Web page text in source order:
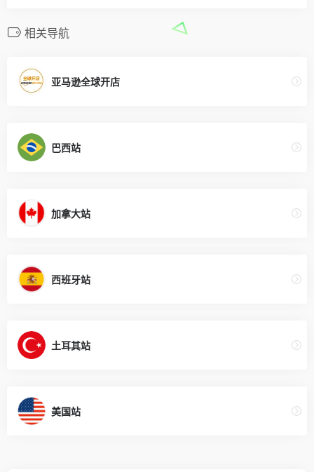
相关导航
亚马逊全球开店
巴西站
加拿大站
西班牙站
土耳其站
美国站